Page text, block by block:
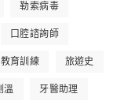
勒索病毒
口腔諮詢師
教育訓練 旅遊史
溫 牙醫助理